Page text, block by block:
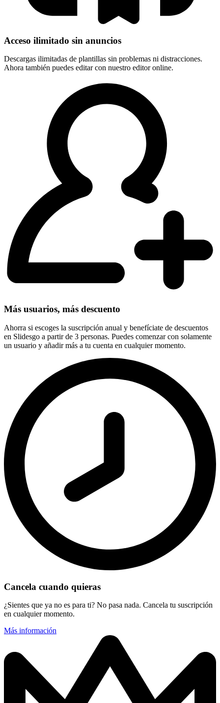
Acceso ilimitado sin anuncios
Descargas ilimitadas de plantillas sin problemas ni distracciones.
Ahora también puedes editar con nuestro editor online.
Más usuarios, más descuento
Ahorra si escoges la suscripción anual y benefíciate de descuentos
en Slidesgo a partir de 3 personas. Puedes comenzar con solamente
un usuario y añadir más a tu cuenta en cualquier momento.
Cancela cuando quieras
¿Sientes que ya no es para ti? No pasa nada. Cancela tu suscripción
en cualquier momento.
Más información